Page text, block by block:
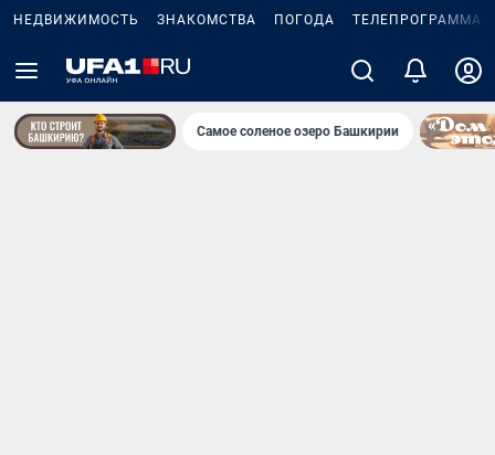
НЕДВИЖИМОСТЬ ЗНАКОМСТВА ПОГОДА ТЕЛЕПРОГРАММА
Самое соленое озеро Башкирии